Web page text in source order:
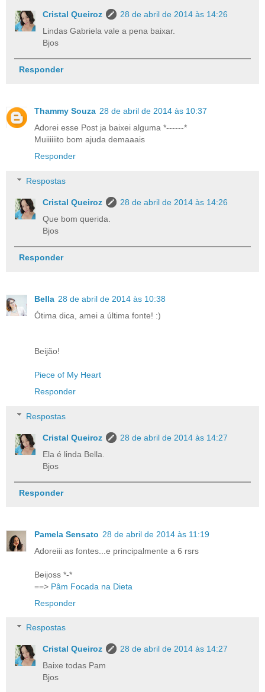
Cristal Queiroz
28 de abril de 2014 às 14:26
Lindas Gabriela vale a pena baixar.
Bjos
Responder
Thammy Souza 28 de abril de 2014 às 10:37
Adorei esse Post ja baixei alguma *------*
Muiiiiiito bom ajuda demaaais
Responder
Respostas
Cristal Queiroz
28 de abril de 2014 às 14:26
Que bom querida.
Bjos
Responder
Bella 28 de abril de 2014 às 10:38
Ótima dica, amei a última fonte! :)
Beijão!
Piece of My Heart
Responder
Respostas
Cristal Queiroz
28 de abril de 2014 às 14:27
Ela é linda Bella.
Bjos
Responder
Pamela Sensato 28 de abril de 2014 às 11:19
Adoreiii as fontes...e principalmente a 6 rsrs
Beijoss *-*
==> Pâm Focada na Dieta
Responder
Respostas
Cristal Queiroz
28 de abril de 2014 às 14:27
Baixe todas Pam
Bjos